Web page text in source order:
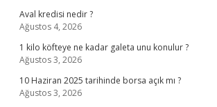
Aval kredisi nedir ?
Ağustos 4, 2026
1 kilo köfteye ne kadar galeta unu konulur ?
Ağustos 3, 2026
10 Haziran 2025 tarihinde borsa açık mı ?
Ağustos 3, 2026